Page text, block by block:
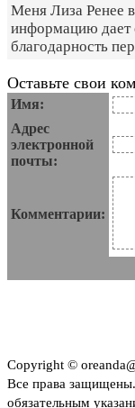
Меня Лиза Ренее
информацию
благодарность
Оставьте свои
Имя:
Адрес
электронной
почты:
Комментарии:
Copyright ©
Все права защищены.
обязательным